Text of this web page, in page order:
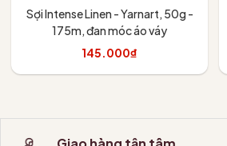
Sợi Intense Linen - Yarnart, 50g -
175m, đan móc áo váy
145.000₫